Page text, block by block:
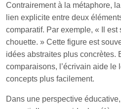
Contrairement à la métaphore,
lien explicite entre deux
comparatif. Par exemple, « Il est
chouette. » Cette figure est
idées abstraites plus concrètes.
comparaisons, l’écrivain aide le
concepts plus facilement.
Dans une perspective